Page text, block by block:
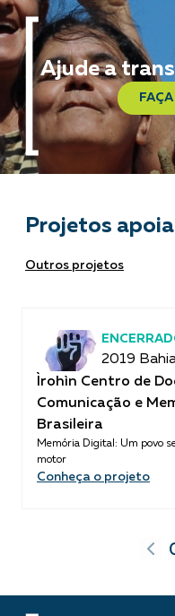
Ajude a
Projetos
Outros projetos
2019
Ìrohìn Centro de
Comunicação e
Brasileira
Memória Digital: Um povo
motor
Conheça o projeto